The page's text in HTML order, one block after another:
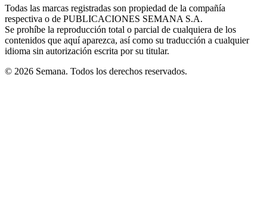
windowwindowwindow
new
window
Todas las marcas registradas son propiedad de la compañía
respectiva o de PUBLICACIONES SEMANA S.A.
Se prohíbe la reproducción total o parcial de cualquiera de los
contenidos que aquí aparezca, así como su traducción a cualquier
idioma sin autorización escrita por su titular.
© 2026 Semana. Todos los derechos reservados.